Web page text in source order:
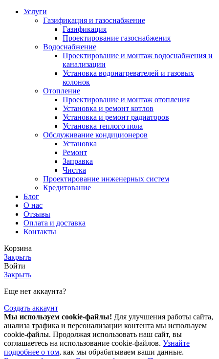
Услуги
Газификация и газоснабжение
Газификация
Проектирование газоснабжения
Водоснабжение
Проектирование и монтаж водоснабжения и
канализации
Установка водонагревателей и газовых
колонок
Отопление
Проектирование и монтаж отопления
Установка и ремонт котлов
Установка и ремонт радиаторов
Установка теплого пола
Обслуживание кондиционеров
Установка
Ремонт
Заправка
Чистка
Проектирование инженерных систем
Кредитование
Блог
О нас
Отзывы
Оплата и доставка
Контакты
Корзина
Закрыть
Войти
Закрыть
Еще нет аккаунта?
Создать аккаунт
Мы используем cookie-файлы! Для улучшения работы сайта,
анализа трафика и персонализации контента мы используем
cookie-файлы. Продолжая использовать наш сайт, вы
соглашаетесь на использование cookie-файлов. Узнайте
подробнее о том, как мы обрабатываем ваши данные.